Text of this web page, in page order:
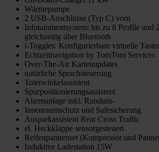
Wärmepumpe
2 USB-Anschlüsse (Typ C) vorn
Infotainmentsystem: bis zu 8 Profile und
gleichzeitig über Bluetooth
i-Toggles: Konfigurierbare virtuelle
Echtzeitnavigation by TomTom Services
Over-The-Air Kartenupdates
natürliche Sprachsteuerung
Toterwinkelassistent
Spurpositionierungsassistent
Alarmanlage inkl. Rundum-
Innenraumschutz und Safesicherung
Ausparkassistent Rear Cross Traffic
el. Heckklappe sensorgesteuert
Reifenpannenset (Kompressor und
Induktive Ladestation 15W